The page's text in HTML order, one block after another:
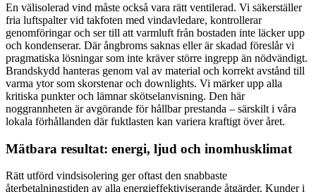
En välisolerad vind måste också vara rätt ventilerad. Vi säkerställer
fria luftspalter vid takfoten med vindavledare, kontrollerar
genomföringar och ser till att varmluft från bostaden inte läcker upp
och kondenserar. Där ångbroms saknas eller är skadad föreslår vi
pragmatiska lösningar som inte kräver större ingrepp än nödvändigt.
Brandskydd hanteras genom val av material och korrekt avstånd till
varma ytor som skorstenar och downlights. Vi märker upp alla
kritiska punkter och lämnar skötselanvisning. Den här
noggrannheten är avgörande för hållbar prestanda – särskilt i våra
lokala förhållanden där fuktlasten kan variera kraftigt över året.
Mätbara resultat: energi, ljud och inomhusklimat
Rätt utförd vindsisolering ger oftast den snabbaste
återbetalningstiden av alla energieffektiviserande åtgärder. Kunder i